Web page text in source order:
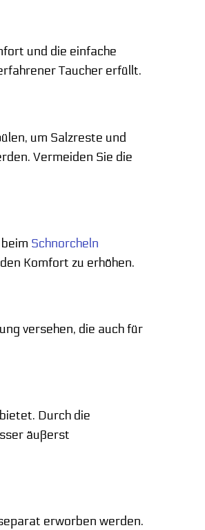
und die einfache
Taucher erfüllt.
um Salzreste und
Vermeiden Sie die
Schnorcheln
Komfort zu erhöhen.
versehen, die auch für
Durch die
äußerst
erworben werden.